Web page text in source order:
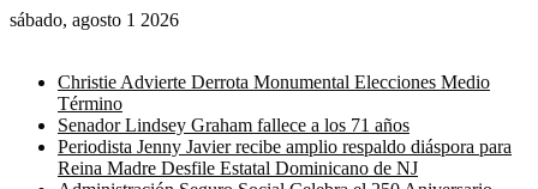
sábado, agosto 1 2026
Christie Advierte Derrota Monumental Elecciones Medio
Término
Senador Lindsey Graham fallece a los 71 años
Periodista Jenny Javier recibe amplio respaldo diáspora para
Reina Madre Desfile Estatal Dominicano de NJ